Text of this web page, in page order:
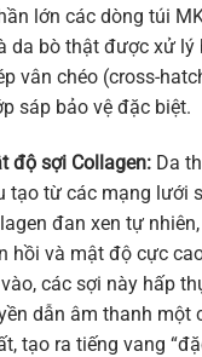
lớn các dòng túi
da bò thật được xử lý
vân chéo (cross-
sáp bảo vệ đặc biệt.
độ sợi Collagen:Da
tạo từ các mạng lưới
đan xen tự
hồi và mật độ cực
các sợi này hấp
dẫn âm thanh một
tạo ra tiếng vang